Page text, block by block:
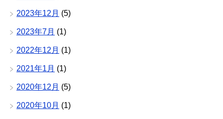
2023年12月 (5)
2023年7月 (1)
2022年12月 (1)
2021年1月 (1)
2020年12月 (5)
2020年10月 (1)